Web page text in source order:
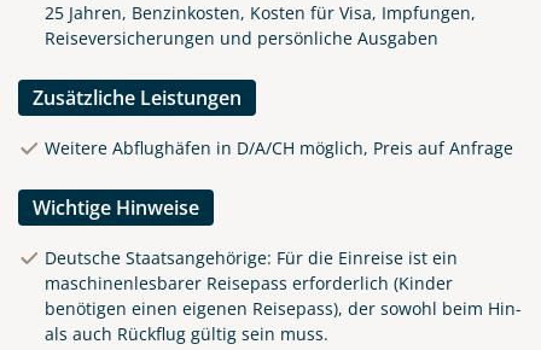
25 Jahren, Benzinkosten, Kosten für Visa, Impfungen,
Reiseversicherungen und persönliche Ausgaben
Zusätzliche Leistungen
Weitere Abflughäfen in D/A/CH möglich, Preis auf Anfrage
Wichtige Hinweise
Deutsche Staatsangehörige: Für die Einreise ist ein
maschinenlesbarer Reisepass erforderlich (Kinder
benötigen einen eigenen Reisepass), der sowohl beim Hin-
als auch Rückflug gültig sein muss.